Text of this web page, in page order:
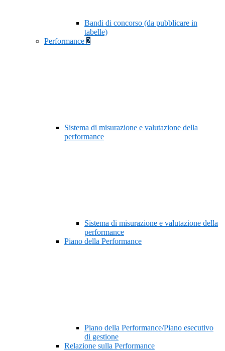
Bandi di concorso (da pubblicare in
tabelle)
Performance 2
Sistema di misurazione e valutazione della
performance
Sistema di misurazione e valutazione della
performance
Piano della Performance
Piano della Performance/Piano esecutivo
di gestione
Relazione sulla Performance